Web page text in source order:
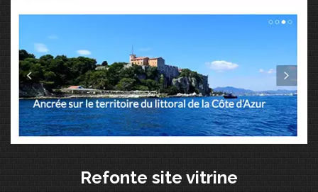
Refonte site vitrine